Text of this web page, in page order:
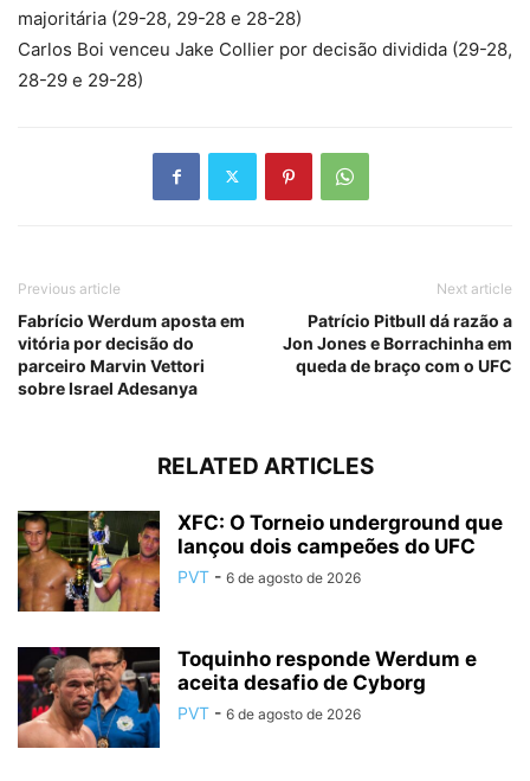
majoritária (29-28, 29-28 e 28-28)
Carlos Boi venceu Jake Collier por decisão dividida (29-28,
28-29 e 29-28)
Previous article
Fabrício Werdum aposta em
vitória por decisão do
parceiro Marvin Vettori
sobre Israel Adesanya
Next article
Patrício Pitbull dá razão a
Jon Jones e Borrachinha em
queda de braço com o UFC
RELATED ARTICLES
XFC: O Torneio underground que
lançou dois campeões do UFC
PVT - 6 de agosto de 2026
Toquinho responde Werdum e
aceita desafio de Cyborg
PVT - 6 de agosto de 2026